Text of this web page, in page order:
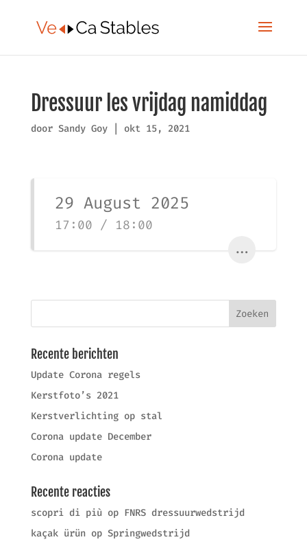
Dressuur les vrijdag namiddag
door Sandy Goy| okt 15, 2021
29 August 2025
17:00 / 18:00
...
Recente berichten
Update Corona regels
Kerstfoto’s 2021
Kerstverlichting op stal
Corona update December
Corona update
Recente reacties
scopri di piùop FNRS dressuurwedstrijd
kaçak ürünop Springwedstrijd